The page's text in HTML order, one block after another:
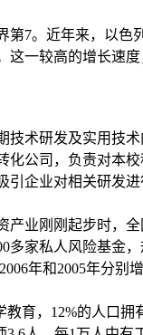
第7。近年来，以色
这一较高的增长速
技术研发及实用技
化公司，负责对本
引企业对相关研发
产业刚刚起步时，
家私人风险基金，
年和2005年分别
教育，12%的人口拥